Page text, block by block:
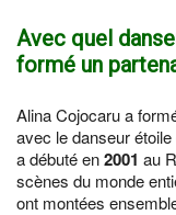
Avec quel
formé un
Alina Cojocaru a
avec le danseur
a débuté en2001 au
scènes du monde
ont montées